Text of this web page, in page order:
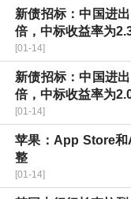
新债招标：中国进
倍，中标收益率为
[01-14]
新债招标：中国进
倍，中标收益率为
[01-14]
苹果：App Store和
整
[01-14]